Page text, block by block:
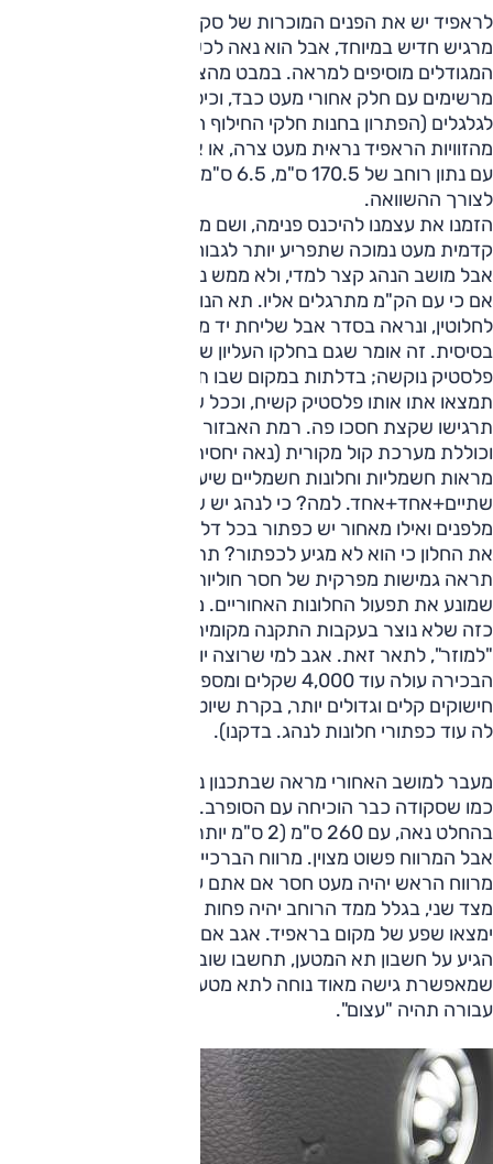
לראפיד יש את הפנים המוכרות של סקודה. מלפנים העיצוב לא
מרגיש חדיש במיוחד, אבל הוא נאה לכשעצמו כשפנסי הערפל
המגודלים מוסיפים למראה. במבט מהצד העניינים כבר פחות
מרשימים עם חלק אחורי מעט כבד, וכיסויי פלסטיק כעורים משהו
לגלגלים (הפתרון בחנות חלקי החילוף הקרובה לביתכם). בחלק
מהזוויות הראפיד נראית מעט צרה, או אם נדייק – היא מעט צרה,
עם נתון רוחב של 170.5 ס"מ, 6.5 ס"מ פחות מאוקטביה הנוכחית
לצורך ההשוואה.
הזמנו את עצמנו להיכנס פנימה, ושם מלפנים פוגשים שמשה
קדמית מעט נמוכה שתפריע יותר לגבוהים. תנוחת הנהיגה בסדר,
אבל מושב הנהג קצר למדי, ולא ממש נוח בתחושה הראשונית,
אם כי עם הק"מ מתרגלים אליו. תא הנוסעים שחור כמעט
לחלוטין, ונראה בסדר אבל שליחת יד מגלה איכות חומרים
בסיסית. זה אומר שגם בחלקו העליון של הדשבורד תיפגשו
פלסטיק נוקשה; בדלתות במקום שבו תצפו למצוא בד, שוב
תמצאו אתו אותו פלסטיק קשיח, וככל שתרדו לפרטים, כך
תרגישו שקצת חסכו פה. רמת האבזור ממוצעת לגרסת כניסה
וכוללת מערכת קול מקורית (נאה יחסית) עם שליטה מההגה,
מראות חשמליות וחלונות חשמליים שיענו הכי טוב להגדרה
שתיים+אחד+אחד. למה? כי לנהג יש שליטה על שני החלונות
מלפנים ואילו מאחור יש כפתור בכל דלת. הילד ביקש שתפתח לו
את החלון כי הוא לא מגיע לכפתור? תתכבד ותעצור בצד, או
תראה גמישות מפרקית של חסר חוליות. לפחות לנהג יש כפתור
שמונע את תפעול החלונות האחוריים. מעולם לא נתקלנו במצב
כזה שלא נוצר בעקבות התקנה מקומית, ואין מילה אחרת פרט
"למוזר", לתאר זאת. אגב למי שרוצה יותר אבזור, הגרסה
הבכירה עולה עוד 4,000 שקלים ומספקת תמורה נאה בדמות
חישוקים קלים וגדולים יותר, בקרת שיוט ובקרת אקלים (ולא, אין
לה עוד כפתורי חלונות לנהג. בדקנו).
מעבר למושב האחורי מראה שבתכנון נכון אפשר להשיג הרבה,
כמו שסקודה כבר הוכיחה עם הסופרב. נכון שבסיס הגלגלים כאן
בהחלט נאה, עם 260 ס"מ (2 ס"מ יותר מהאוקטביה הנוכחית),
אבל המרווח פשוט מצוין. מרווח הברכיים מעולה, גם לגבוהים, ורק
ימצאו שפע של מקום בראפיד. אגב אם חששתם שהמקום מאחור
הגיע על חשבון תא המטען, תחשבו שוב. לראפיד דלת חמישית
שמאפשרת גישה מאוד נוחה לתא מטען שההגדרה הכי נכונה
עבורה תהיה "עצום".